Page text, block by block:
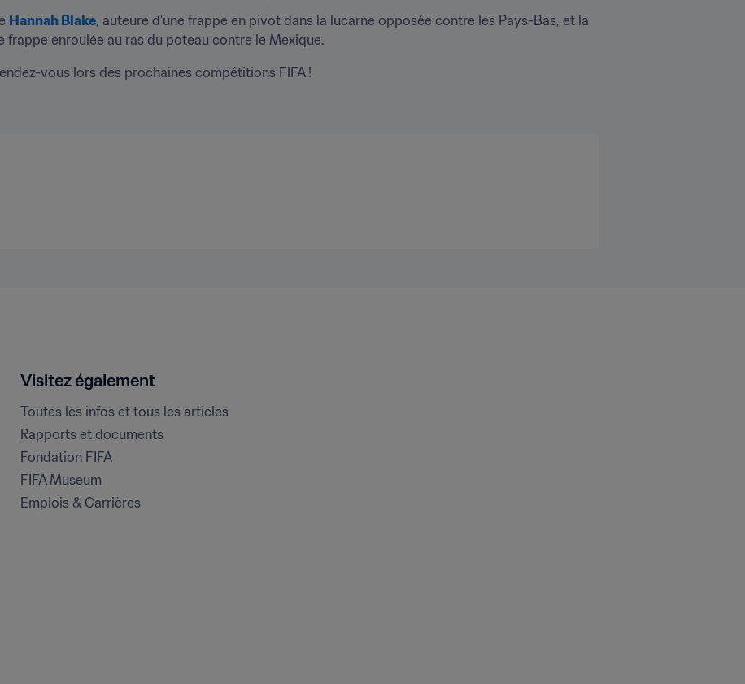
Hannah Blake, auteure d'une frappe en pivot dans la lucarne opposée contre les Pays-Bas, et la
frappe enroulée au ras du poteau contre le Mexique.
vous lors des prochaines compétitions FIFA !
Visitez également
Toutes les infos et tous les articles
Rapports et documents
Fondation FIFA
FIFA Museum
Emplois & Carrières